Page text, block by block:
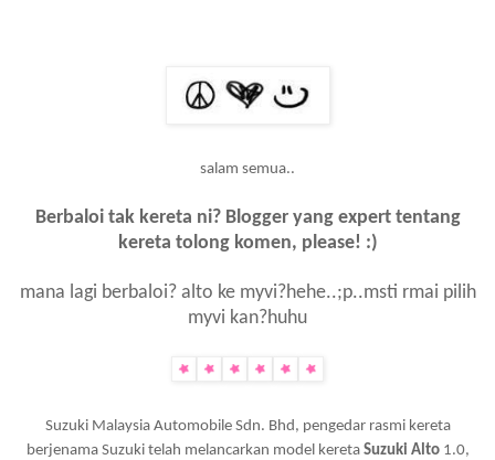
salam semua..
Berbaloi tak kereta ni? Blogger yang expert tentang
kereta tolong komen, please! :)
mana lagi berbaloi? alto ke myvi?hehe..;p..msti rmai pilih
myvi kan?huhu
Suzuki Malaysia Automobile Sdn. Bhd, pengedar rasmi kereta
berjenama Suzuki telah melancarkan model kereta Suzuki Alto1.0,